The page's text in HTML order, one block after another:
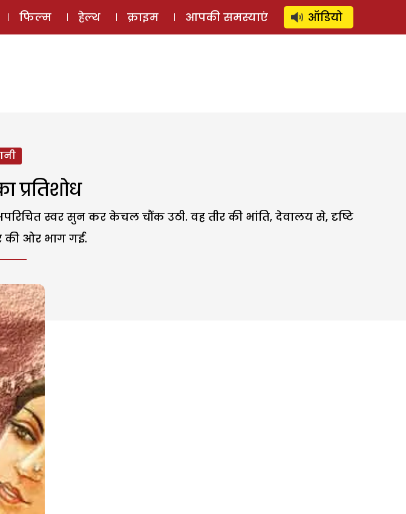
ई-मैगज़ीन ऑडियो स्टोरी लॉग इन ⚲ SUBSCRIBE
फिल्म हेल्थ क्राइम आपकी समस्याएं ऑडियो
प्रतिशोध
स्वर सुन कर केचल चौंक उठी. वह तीर की भांति, देवालय से, दृष्टि
की ओर भाग गई.